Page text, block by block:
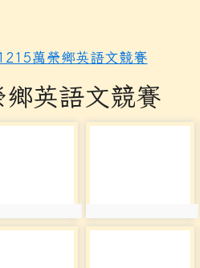
萬榮鄉英語文競賽
英語文競賽
photo:348